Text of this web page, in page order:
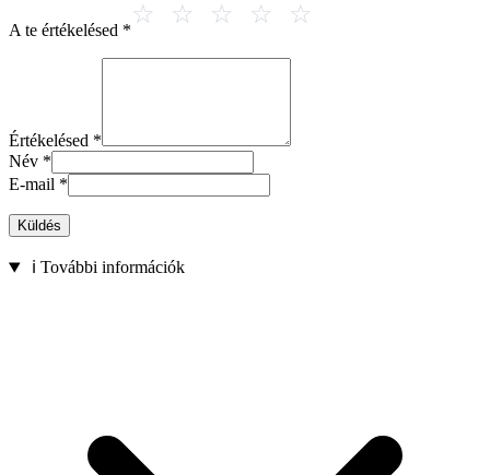
A te értékelésed *
Értékelésed *
Név *
E-mail *
Küldés
ℹ️ További információk